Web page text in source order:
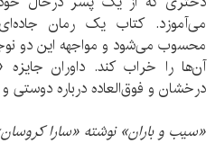
می‌آموزد. کتاب یک رمان جاده‌ای
محسوب می‌شود و مواجهه این دو
آن‌ها را خراب کند. داوران جایزه
درخشان و فوق‌العاده درباره
«سیب و باران» نوشته «سارا